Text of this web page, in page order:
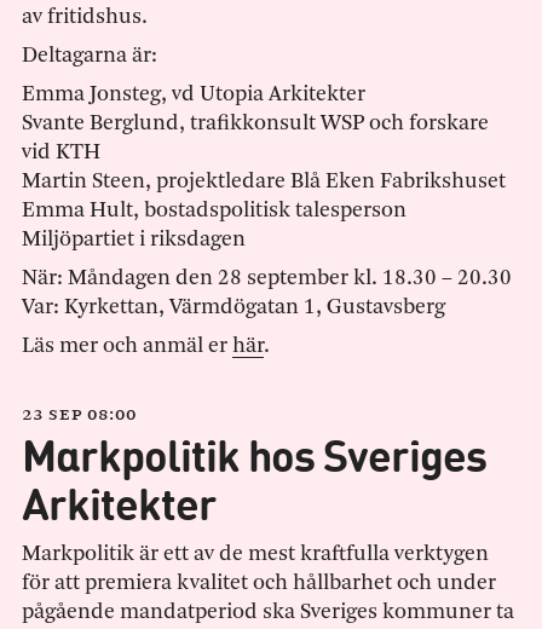
av fritidshus.
Deltagarna är:
Emma Jonsteg, vd Utopia Arkitekter
Svante Berglund, trafikkonsult WSP och forskare
vid KTH
Martin Steen, projektledare Blå Eken Fabrikshuset
Emma Hult, bostadspolitisk talesperson
Miljöpartiet i riksdagen
När: Måndagen den 28 september kl. 18.30 – 20.30
Var: Kyrkettan, Värmdögatan 1, Gustavsberg
Läs mer och anmäl er här.
23 sep 08:00
Markpolitik hos Sveriges
Arkitekter
Markpolitik är ett av de mest kraftfulla verktygen
för att premiera kvalitet och hållbarhet och under
pågående mandatperiod ska Sveriges kommuner ta